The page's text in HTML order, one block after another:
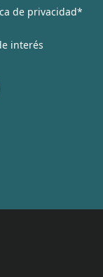
de privacidad*
interés